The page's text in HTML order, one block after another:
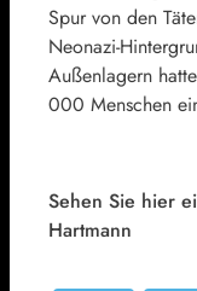
Spur von den
Neonazi-
Außenlagern
000 Menschen
Sehen Sie hier
Hartmann